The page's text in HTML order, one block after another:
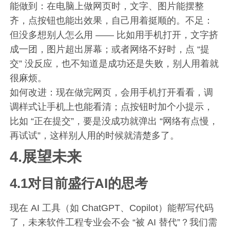
能做到：在电脑上做网页时，文字、图片能摆整
齐，点按钮也能出效果，自己用着挺顺的。不足：
但没多想别人怎么用 —— 比如用手机打开，文字挤
成一团，图片超出屏幕；或者网络不好时，点 “提
交” 没反应，也不知道是成功还是失败，别人用着就
很麻烦。
如何改进：现在做完网页，会用手机打开看看，调
调样式让手机上也能看清；点按钮时加个小提示，
比如 “正在提交”，要是没成功就弹出 “网络有点慢，
再试试”，这样别人用的时候就清楚多了。
4.展望未来
4.1对目前盛行AI的思考
现在 AI 工具（如 ChatGPT、Copilot）能帮写代码
了，未来软件工程专业会不会 “被 AI 替代”？我们需